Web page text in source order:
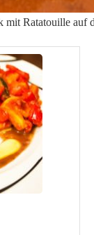
mit Ratatouille auf